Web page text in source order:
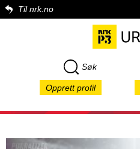
Til nrk.no
Søk
Opprett profil